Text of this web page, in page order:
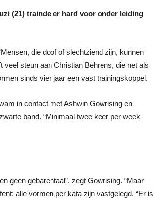
(21) trainde er hard voor onder leiding
die doof of slechtziend zijn, kunnen
steun aan Christian Behrens, die net als
sinds vier jaar een vast trainingskoppel.
in contact met Ashwin Gowrising en
band. “Minimaal twee keer per week
geen gebarentaal”, zegt Gowrising. “Maar
alle vormen per kata zijn vastgelegd. “Er is